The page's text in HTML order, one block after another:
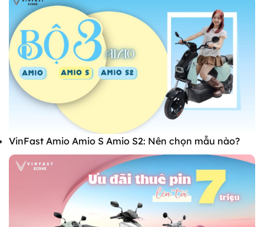
VinFast Amio Amio S Amio S2: Nên chọn mẫu nào?